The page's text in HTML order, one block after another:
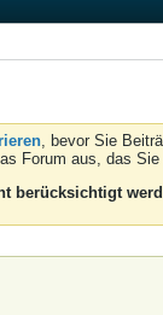
, bevor Sie
Forum aus, das
berücksichtigt